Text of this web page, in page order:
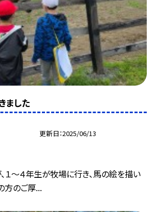
ました
更新日 2025/06/13
１～４年生が牧場に行き、馬の絵を描い
方のご厚...